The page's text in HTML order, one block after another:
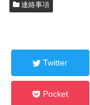
連絡事項
Twitter
Pocket